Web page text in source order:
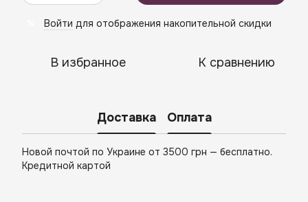
Войти для отображения накопительной скидки
В избранное К сравнению
Доставка Оплата
Новой почтой по Украине от 3500 грн — бесплатно.
Кредитной картой